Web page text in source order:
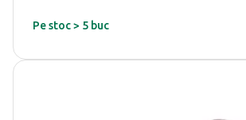
Pe stoc > 5 buc